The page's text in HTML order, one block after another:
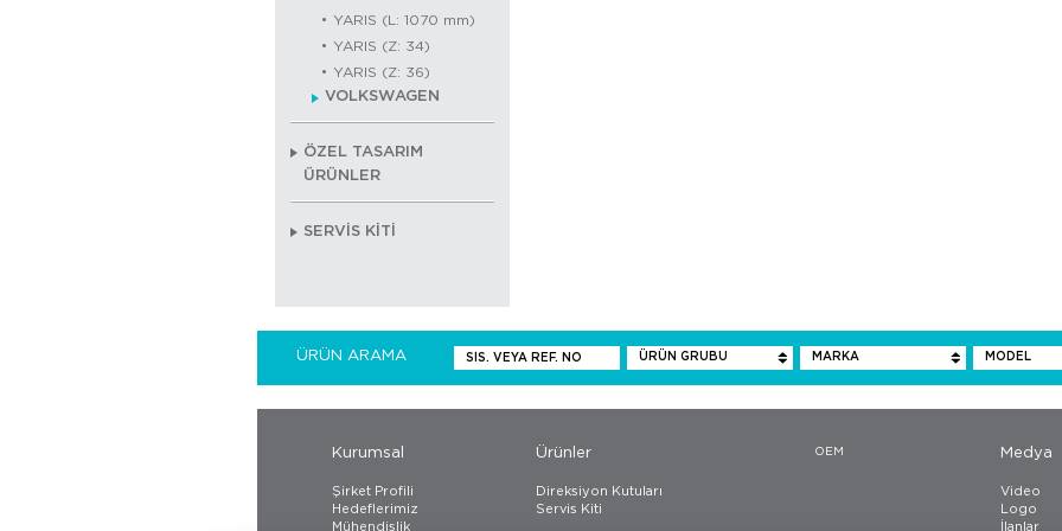
YARIS (L: 1070 mm)
YARIS (Z: 34)
YARIS (Z: 36)
VOLKSWAGEN
ÖZEL TASARIM
ÜRÜNLER
SERVİS KİTİ
ÜRÜN ARAMA
Kurumsal
Şirket Profili
Hedeflerimiz
Mühendislik
Ürünler
Direksiyon Kutuları
Servis Kiti
OEM Medya
Video
Logo
İlanlar